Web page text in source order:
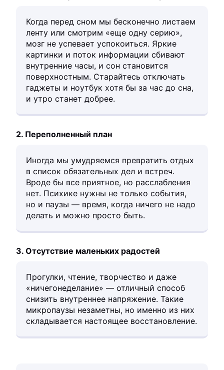
Когда перед сном мы бесконечно листаем
ленту или смотрим «еще одну серию»,
мозг не успевает успокоиться. Яркие
картинки и поток информации сбивают
внутренние часы, и сон становится
поверхностным. Старайтесь отключать
гаджеты и ноутбук хотя бы за час до сна,
и утро станет добрее.
2. Переполненный план
Иногда мы умудряемся превратить отдых
в список обязательных дел и встреч.
Вроде бы все приятное, но расслабления
нет. Психике нужны не только события,
но и паузы — время, когда ничего не надо
делать и можно просто быть.
3. Отсутствие маленьких радостей
Прогулки, чтение, творчество и даже
«ничегонеделание» — отличный способ
снизить внутреннее напряжение. Такие
микропаузы незаметны, но именно из них
складывается настоящее восстановление.